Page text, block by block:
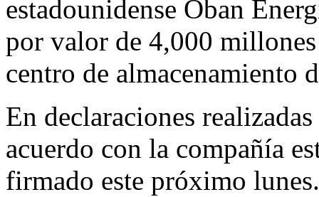
estadounidense Oban
por valor de 4,000
centro de almacenamiento
En declaraciones
acuerdo con la compañía
firmado este próximo lunes.